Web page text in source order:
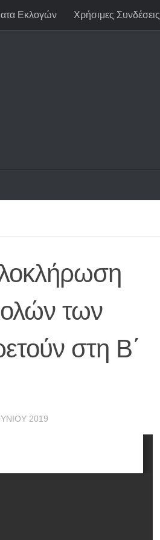
Εκλογών Χρήσιμες Συνδέσεις
των
στη Β΄
2019